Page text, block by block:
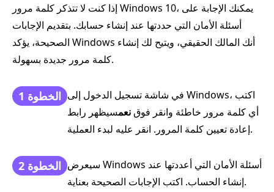
إذا كنت لا تتذكر كلمة مرور Windows 10، يمكنك الإجابة على
أسئلة الأمان التي حددتها عند إنشاء حسابك. بتقديم الإجابات
الصحيحة، يؤكد Windows أنك المالك الحقيقي، ويتيح لك إنشاء
كلمة مرور جديدة بسهولة.
الخطوة 1 في شاشة تسجيل الدخول إلى Windows، اكتب
أي كلمة مرور خاطئة وانقر فوقنعمسيظهر رابط
إعادة تعيين كلمة المرور. انقر عليه لبدء العملية.
الخطوة 2 سيعرض Windows أسئلة الأمان التي أعددتها عند
إنشاء الحساب. اكتب الإجابات الصحيحة بعناية.